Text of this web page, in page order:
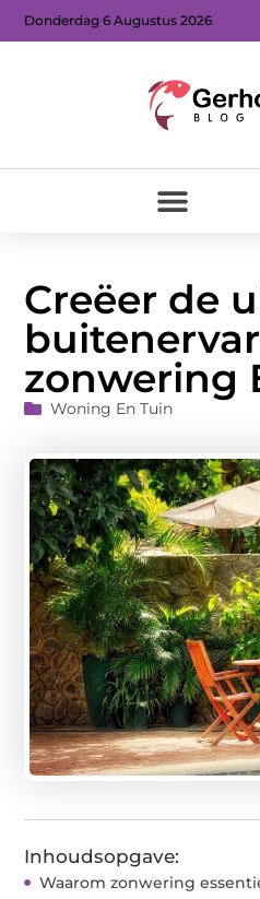
Donderdag 6 Augustus 2026
Creëer de
zonwering
Woning En Tuin
Inhoudsopgave:
Waarom zonwering